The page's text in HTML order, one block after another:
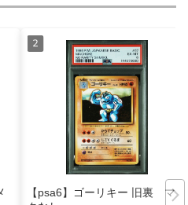
【psa6】ゴーリキー 旧裏 マー